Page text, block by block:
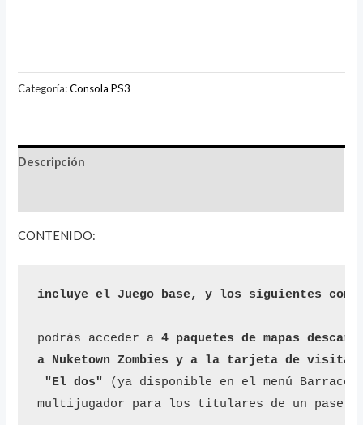
Categoría:Consola PS3
Descripción
CONTENIDO:
podrás acceder a 4 paquetes de mapas
a Nuketown Zombies y a la tarjeta de visita
"El dos"
(ya disponible en el menú
multijugador para los titulares de un pase